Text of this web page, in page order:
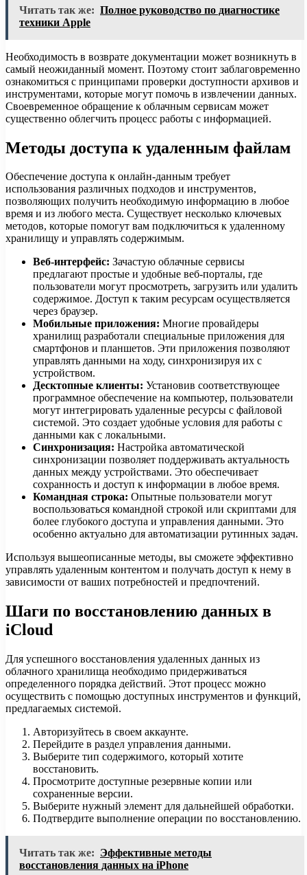
Читать так же: Полное руководство по диагностике
техники Apple
Необходимость в возврате документации может возникнуть в
самый неожиданный момент. Поэтому стоит заблаговременно
ознакомиться с принципами проверки доступности архивов и
инструментами, которые могут помочь в извлечении данных.
Своевременное обращение к облачным сервисам может
существенно облегчить процесс работы с информацией.
Методы доступа к удаленным файлам
Обеспечение доступа к онлайн-данным требует
использования различных подходов и инструментов,
позволяющих получить необходимую информацию в любое
время и из любого места. Существует несколько ключевых
методов, которые помогут вам подключиться к удаленному
хранилищу и управлять содержимым.
Веб-интерфейс: Зачастую облачные сервисы
предлагают простые и удобные веб-порталы, где
пользователи могут просмотреть, загрузить или удалить
содержимое. Доступ к таким ресурсам осуществляется
через браузер.
Мобильные приложения: Многие провайдеры
хранилищ разработали специальные приложения для
смартфонов и планшетов. Эти приложения позволяют
управлять данными на ходу, синхронизируя их с
устройством.
Десктопные клиенты: Установив соответствующее
программное обеспечение на компьютер, пользователи
могут интегрировать удаленные ресурсы с файловой
системой. Это создает удобные условия для работы с
данными как с локальными.
Синхронизация: Настройка автоматической
синхронизации позволяет поддерживать актуальность
данных между устройствами. Это обеспечивает
сохранность и доступ к информации в любое время.
Командная строка: Опытные пользователи могут
воспользоваться командной строкой или скриптами для
более глубокого доступа и управления данными. Это
особенно актуально для автоматизации рутинных задач.
Используя вышеописанные методы, вы сможете эффективно
управлять удаленным контентом и получать доступ к нему в
зависимости от ваших потребностей и предпочтений.
Шаги по восстановлению данных в
iCloud
Для успешного восстановления удаленных данных из
облачного хранилища необходимо придерживаться
определенного порядка действий. Этот процесс можно
осуществить с помощью доступных инструментов и функций,
предлагаемых системой.
Авторизуйтесь в своем аккаунте.
Перейдите в раздел управления данными.
Выберите тип содержимого, который хотите
восстановить.
Просмотрите доступные резервные копии или
сохраненные версии.
Выберите нужный элемент для дальнейшей обработки.
Подтвердите выполнение операции по восстановлению.
Читать так же: Эффективные методы
восстановления данных на iPhone